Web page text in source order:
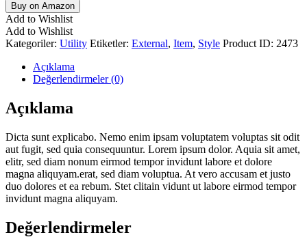
Buy on Amazon
Add to Wishlist
Add to Wishlist
Kategoriler: Utility Etiketler: External, Item, Style Product ID: 2473
Açıklama
Değerlendirmeler (0)
Açıklama
Dicta sunt explicabo. Nemo enim ipsam voluptatem voluptas sit odit
aut fugit, sed quia consequuntur. Lorem ipsum dolor. Aquia sit amet,
elitr, sed diam nonum eirmod tempor invidunt labore et dolore
magna aliquyam.erat, sed diam voluptua. At vero accusam et justo
duo dolores et ea rebum. Stet clitain vidunt ut labore eirmod tempor
invidunt magna aliquyam.
Değerlendirmeler